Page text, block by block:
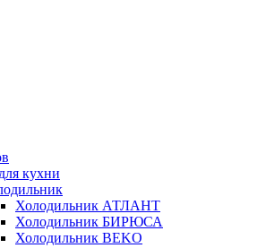
кухни
Холодильник АТЛАНТ
Холодильник БИРЮСА
Холодильник BEKO